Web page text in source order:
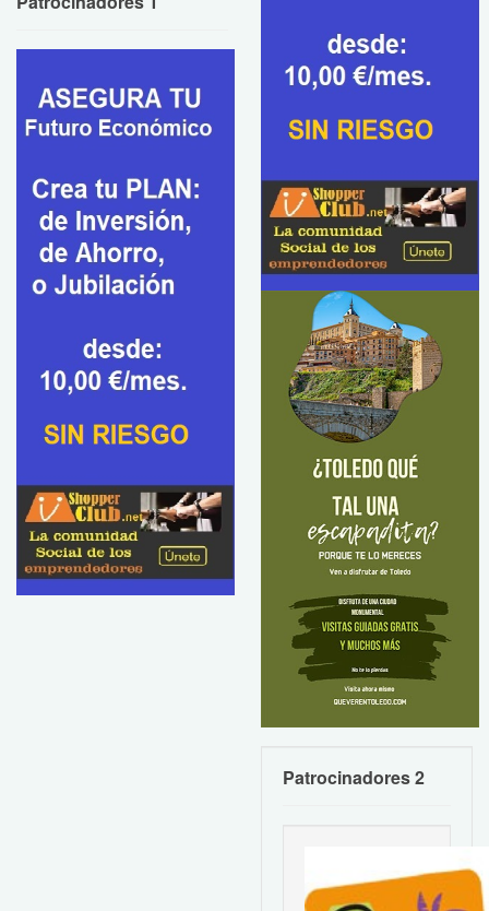
Patrocinadores 2